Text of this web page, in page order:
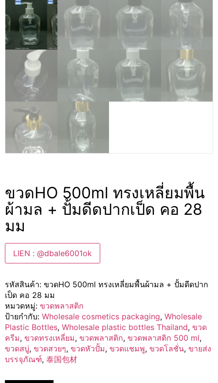
ขวดHO 500ml ทรงเหลี่ยมพื้น
ผ้ามล + ปั้มดีดปากเป็ด คอ 28
มม
LIEN : @dbale6001ok
รหัสสินค้า: ขวดHO 500ml ทรงเหลี่ยมพื้นผ้ามล + ปั้มดีดปาก
เป็ด คอ 28 มม
หมวดหมู่: ขวดพลาสติก
ป้ายกำกับ: Wholesale cosmetics packaging, Wholesale
Plastic Bottles, Wholesale plastic bottles Thailand, ขวด
ครีม, ขวดทรงเหลี่ยม, ขวดพลาสติก, ขวดพลาสติก 500 ml,
ขวดสบู่, ขวดสวยๆ, ขวดหัวปั้ม, ขวดแชมพู, ขวดโลชั่น, ขายส่ง
บรรจุภัณฑ์, 泰国包材